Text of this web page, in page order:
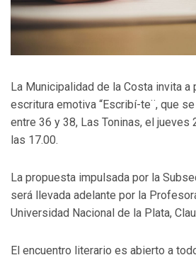
La Municipalidad de la Costa invita
escritura emotiva “Escribí-te¨, que
entre 36 y 38, Las Toninas, el jueves
las 17.00.
La propuesta impulsada por la
será llevada adelante por la
Universidad Nacional de la Plata,
El encuentro literario es abierto a